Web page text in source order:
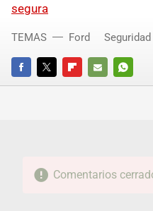
segura
FACEBOOKTWITTERFLIPBOARD
E-
TEMAS Ford Seguridad
Comentarios